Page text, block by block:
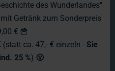
des Wunderlandes"
Getränk zum Sonderpreis
€ 🍟
(statt ca. 47,- € einzeln - Sie
25 %) 😮